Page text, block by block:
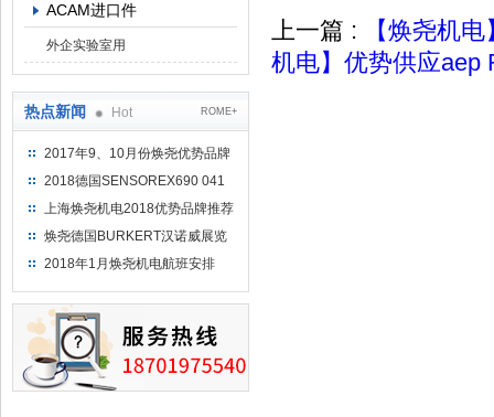
ACAM进口件
外企实验室用
热点新闻 Hot ROME+
2017年9、10月份焕尧优势品牌
推荐
2018德国SENSOREX690 041
415 D
上海焕尧机电2018优势品牌推荐
焕尧德国BURKERT汉诺威展览
（2018）
2018年1月焕尧机电航班安排
上一篇 :
【焕尧机
机电】优势供应aep